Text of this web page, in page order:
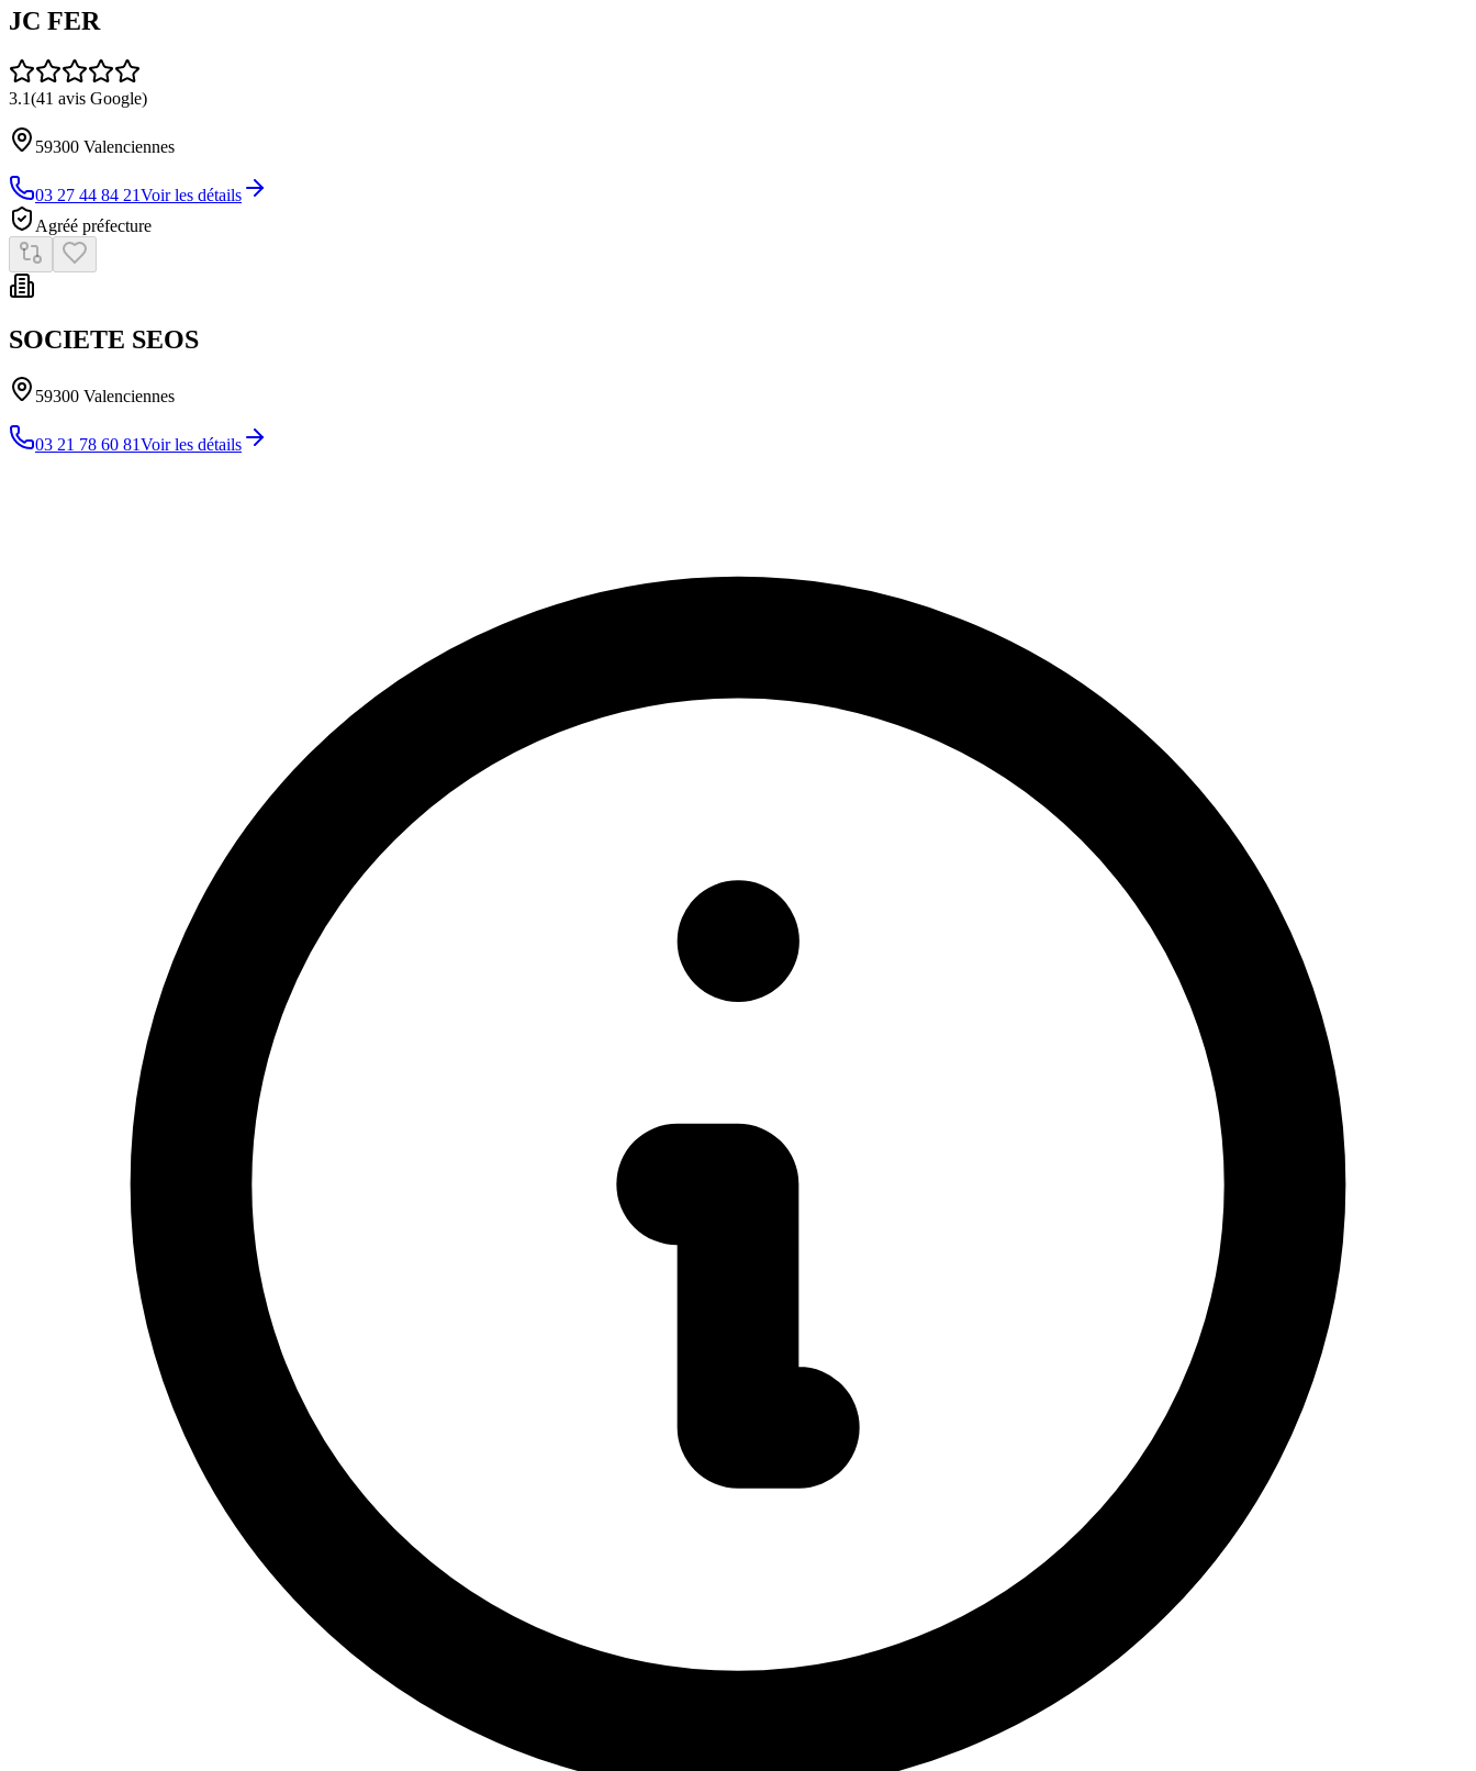
JC FER
3.1(41 avis Google)
59300 Valenciennes
03 27 44 84 21Voir les détails
Agréé préfecture
SOCIETE SEOS
59300 Valenciennes
03 21 78 60 81Voir les détails